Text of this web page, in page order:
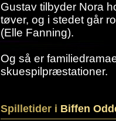
Gustav tilbyder Nora
tøver, og i stedet går
(Elle Fanning).
Og så er
skuespilpræstationer.
Spilletider i Biffen